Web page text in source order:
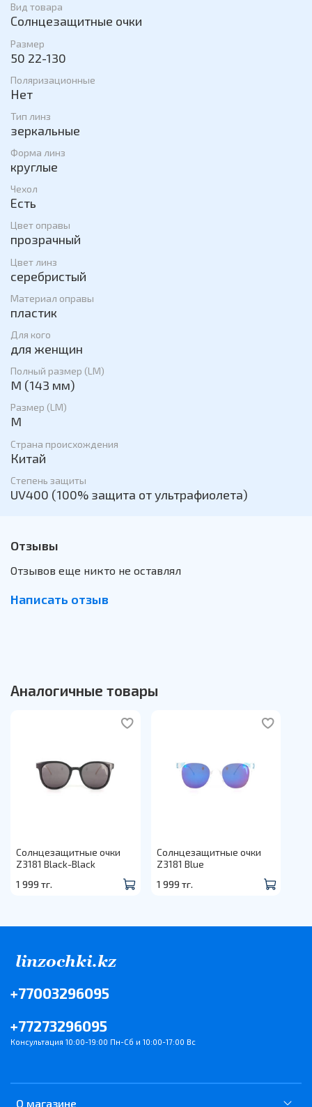
Вид товара
Солнцезащитные очки
Размер
50 22-130
Поляризационные
Нет
Тип линз
зеркальные
Форма линз
круглые
Чехол
Есть
Цвет оправы
прозрачный
Цвет линз
серебристый
Материал оправы
пластик
Для кого
для женщин
Полный размер (LM)
M (143 мм)
Размер (LM)
M
Страна происхождения
Китай
Степень защиты
UV400 (100% защита от ультрафиолета)
Отзывы
Отзывов еще никто не оставлял
Написать отзыв
Аналогичные товары
Солнцезащитные очки
Z3181 Black-Black
1 999 тг.
Солнцезащитные очки
Z3181 Blue
1 999 тг.
О магазине
+77003296095
+77273296095
Консультация 10:00-19:00 Пн-Сб и 10:00-17:00 Вс